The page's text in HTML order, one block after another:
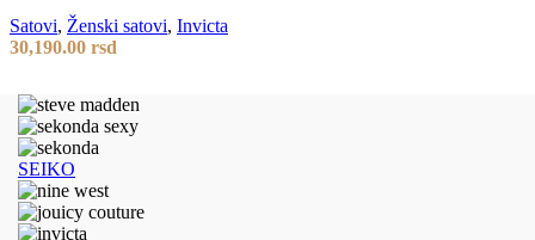
Satovi, Ženski satovi, Invicta
30,190.00 rsd
SEIKO